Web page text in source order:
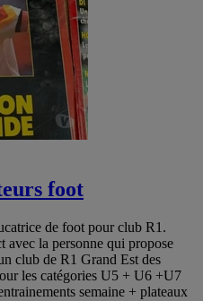
foot
de foot pour club R1.
avec la personne qui propose
club de R1 Grand Est des
les catégories U5 + U6 +U7
semaine + plateaux